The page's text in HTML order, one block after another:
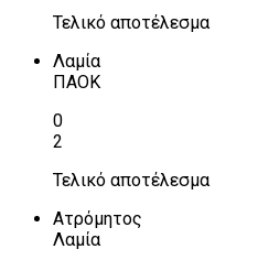
Τελικό αποτέλεσμα
Λαμία
ΠΑΟΚ
0
2
Τελικό αποτέλεσμα
Ατρόμητος
Λαμία